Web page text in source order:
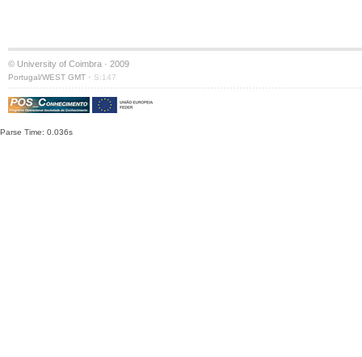
© University of Coimbra · 2009
Portugal/WEST GMT · S:147
Parse Time: 0.036s